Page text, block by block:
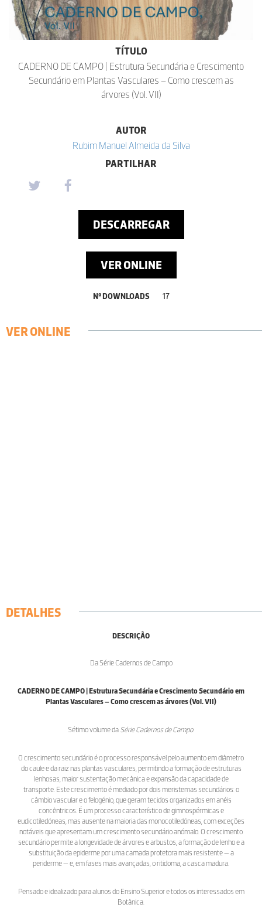
TÍTULO
CADERNO DE CAMPO | Estrutura Secundária e Crescimento
Secundário em Plantas Vasculares – Como crescem as
árvores (Vol. VII)
AUTOR
Rubim Manuel Almeida da Silva
PARTILHAR
DESCARREGAR
VER ONLINE
Nº DOWNLOADS 17
VER ONLINE
DETALHES
DESCRIÇÃO
Da Série Cadernos de Campo
CADERNO DE CAMPO | Estrutura Secundária e Crescimento Secundário em
Plantas Vasculares – Como crescem as árvores (Vol. VII)
Sétimo volume da Série Cadernos de Campo.
O crescimento secundário é o processo responsável pelo aumento em diâmetro
do caule e da raiz nas plantas vasculares, permitindo a formação de estruturas
lenhosas, maior sustentação mecânica e expansão da capacidade de
transporte. Este crescimento é mediado por dois meristemas secundários: o
câmbio vascular e o felogénio, que geram tecidos organizados em anéis
concêntricos. É um processo característico de gimnospérmicas e
eudicotiledóneas, mas ausente na maioria das monocotiledóneas, com exceções
notáveis que apresentam um crescimento secundário anómalo. O crescimento
secundário permite a longevidade de árvores e arbustos, a formação de lenho e a
substituição da epiderme por uma camada protetora mais resistente — a
periderme — e, em fases mais avançadas, o ritidoma, a casca madura.
Pensado e idealizado para alunos do Ensino Superior e todos os interessados em
Botânica.